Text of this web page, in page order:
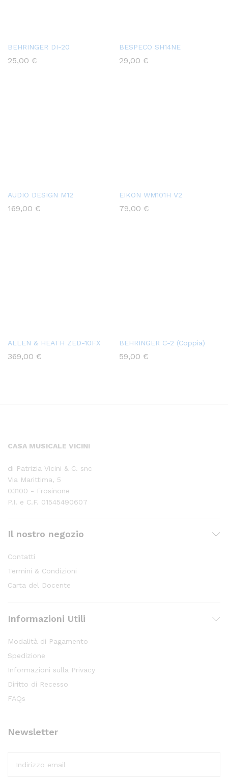
BEHRINGER DI-20
25,00 €
BESPECO SH14NE
29,00 €
AUDIO DESIGN M12
169,00 €
EIKON WM101H V2
79,00 €
ALLEN & HEATH ZED-10FX
369,00 €
BEHRINGER C-2 (Coppia)
59,00 €
CASA MUSICALE VICINI
di Patrizia Vicini & C. snc
Via Marittima, 5
03100 - Frosinone
P.I. e C.F. 01545490607
Il nostro negozio
Contatti
Termini & Condizioni
Carta del Docente
Informazioni Utili
Modalità di Pagamento
Spedizione
Informazioni sulla Privacy
Diritto di Recesso
FAQs
Newsletter